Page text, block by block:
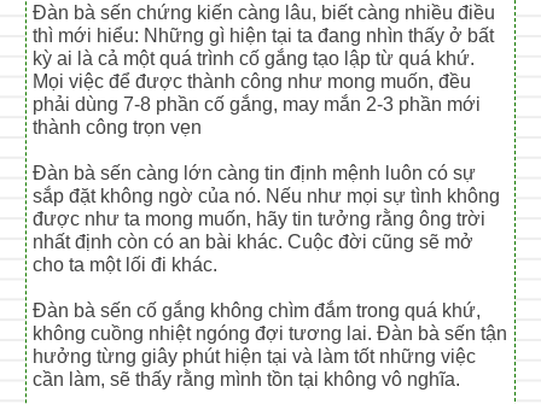
Đàn bà sến chứng kiến càng lâu, biết càng nhiều điều
thì mới hiểu: Những gì hiện tại ta đang nhìn thấy ở bất
kỳ ai là cả một quá trình cố gắng tạo lập từ quá khứ.
Mọi việc để được thành công như mong muốn, đều
phải dùng 7-8 phần cố gắng, may mắn 2-3 phần mới
thành công trọn vẹn
Đàn bà sến càng lớn càng tin định mệnh luôn có sự
sắp đặt không ngờ của nó. Nếu như mọi sự tình không
được như ta mong muốn, hãy tin tưởng rằng ông trời
nhất định còn có an bài khác. Cuộc đời cũng sẽ mở
cho ta một lối đi khác.
Đàn bà sến cố gắng không chìm đắm trong quá khứ,
không cuồng nhiệt ngóng đợi tương lai. Đàn bà sến tận
hưởng từng giây phút hiện tại và làm tốt những việc
cần làm, sẽ thấy rằng mình tồn tại không vô nghĩa.